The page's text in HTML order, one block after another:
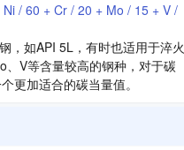
/ 60 + Cr / 20 + Mo / 15 + V /
，如API 5L，有时也适用于淬火
V等含量较高的钢种，对于碳
更加适合的碳当量值。